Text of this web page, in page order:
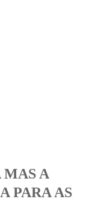
MAS A
PARA AS